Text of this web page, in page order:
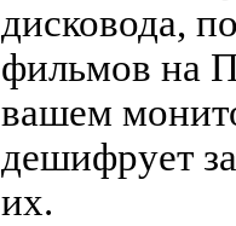
дисковода,
фильмов на
вашем
дешифрует
их.